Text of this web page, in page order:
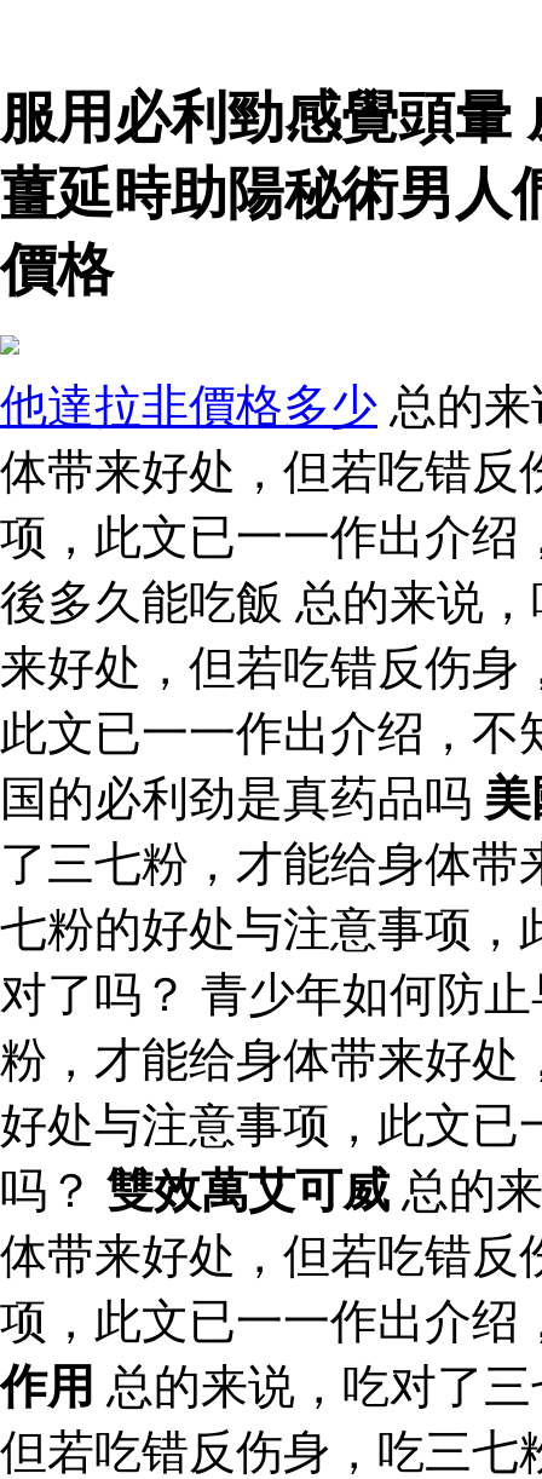
服用必利勁感覺頭暈
薑延時助陽秘術男人
價格
他達拉非價格多少 总的
体带来好处，但若吃错反
项，此文已一一作出介绍
後多久能吃飯 总的来说
来好处，但若吃错反伤身
此文已一一作出介绍，不
国的必利劲是真药品吗
了三七粉，才能给身体
七粉的好处与注意事项，
对了吗？ 青少年如何防
粉，才能给身体带来好处
好处与注意事项，此文已
吗？ 雙效萬艾可威 总的
体带来好处，但若吃错反
项，此文已一一作出介
作用 总的来说，吃对了
但若吃错反伤身，吃三七